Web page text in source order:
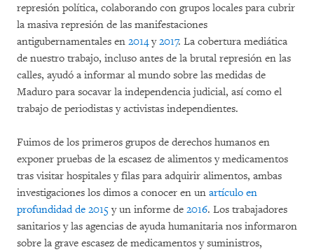
represión política, colaborando con grupos locales para cubrir
la masiva represión de las manifestaciones
antigubernamentales en 2014y2017. La cobertura mediática
de nuestro trabajo, incluso antes de la brutal represión en las
calles, ayudó a informar al mundo sobre las medidas de
Maduro para socavar la independencia judicial, así como el
trabajo de periodistas y activistas independientes.
Fuimos de los primeros grupos de derechos humanos en
exponer pruebas de la escasez de alimentos y medicamentos
tras visitar hospitales y filas para adquirir alimentos, ambas
investigaciones los dimos a conocer en un artículo en
profundidad de 2015y un informe de 2016. Los trabajadores
sanitarios y las agencias de ayuda humanitaria nos informaron
sobre la grave escasez de medicamentos y suministros,